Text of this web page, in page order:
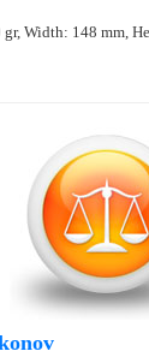
Width: 148 mm,